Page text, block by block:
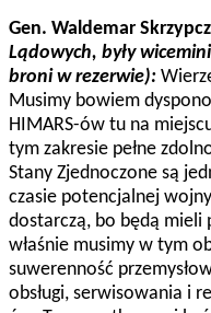
Gen. Waldemar
Lądowych, były
broni w rezerwie):
Musimy bowiem
HIMARS-ów tu na
tym zakresie pełne
Stany Zjednoczone są
czasie potencjalnej
dostarczą, bo będą mieli
właśnie musimy w tym
suwerenność
obsługi, serwisowania i